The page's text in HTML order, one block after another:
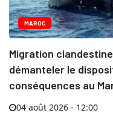
MAROC
Migration
démanteler le
conséquences au
04 août 2026 - 12:00